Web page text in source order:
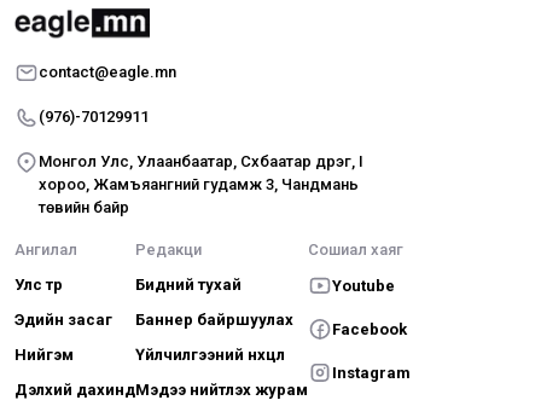
contact@eagle.mn
(976)-70129911
Монгол Улс, Улаанбаатар, Сүхбаатар дүүрэг, I
хороо, Жамъяангүний гудамж 3, Чандмань
төвийн байр
Ангилал
Улс төр
Эдийн засаг
Нийгэм
Дэлхий дахинд
Редакци
Бидний тухай
Баннер байршуулах
Үйлчилгээний нөхцөл
Мэдээ нийтлэх журам
Сошиал хаяг
Youtube
Facebook
Instagram